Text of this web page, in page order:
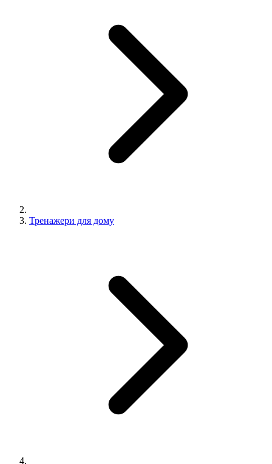
Тренажери для дому